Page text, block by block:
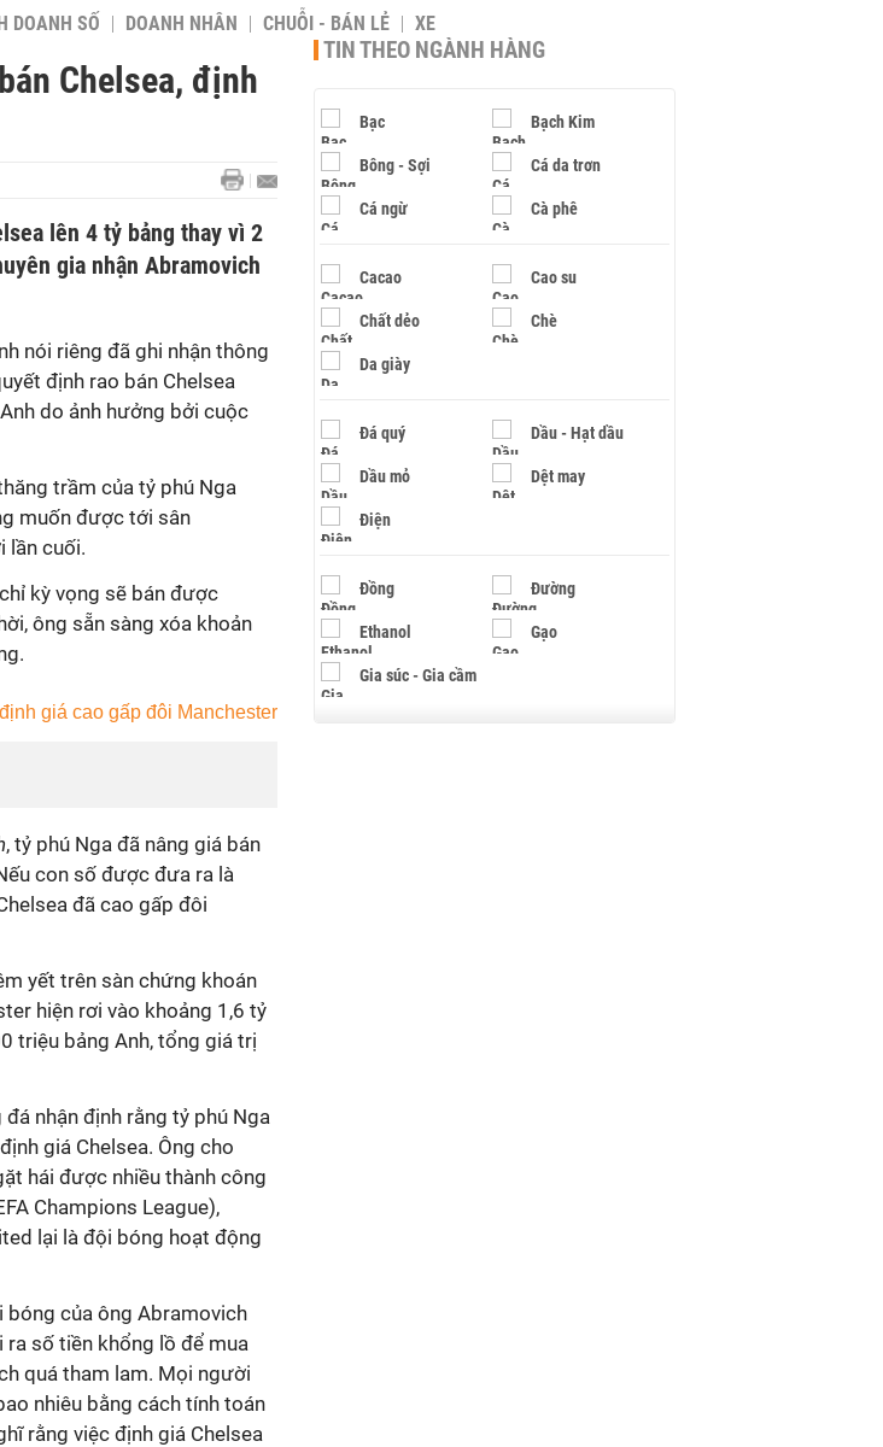
DOANH SỐ DOANH NHÂN CHUỖI - BÁN LẺ XE
Chelsea, định
lên 4 tỷ bảng thay vì 2
gia nhận Abramovich
nói riêng đã ghi nhận thông
định rao bán Chelsea
do ảnh hưởng bởi cuộc
trầm của tỷ phú Nga
muốn được tới sân
lần cuối.
kỳ vọng sẽ bán được
ông sẵn sàng xóa khoản
, tỷ phú Nga đã nâng giá bán
con số được đưa ra là
đã cao gấp đôi
yết trên sàn chứng khoán
hiện rơi vào khoảng 1,6 tỷ
triệu bảng Anh, tổng giá trị
nhận định rằng tỷ phú Nga
giá Chelsea. Ông cho
hái được nhiều thành công
Champions League),
lại là đội bóng hoạt động
bóng của ông Abramovich
số tiền khổng lồ để mua
quá tham lam. Mọi người
nhiêu bằng cách tính toán
rằng việc định giá Chelsea
TIN THEO NGÀNH HÀNG
Bạc Bạch Kim
Bông - Sợi Cá da trơn
Cá ngừ Cà phê
Cacao Cao su
Chất dẻo Chè
Da giày
Đá quý Dầu - Hạt dầu
Dầu mỏ Dệt may
Điện
Đồng Đường
Ethanol Gạo
Gia súc - Gia cầm